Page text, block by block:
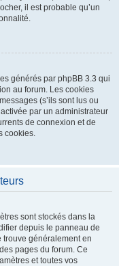
il est probable qu’un
générés par phpBB 3.3 qui
au forum. Les cookies
(s’ils sont lus ou
par un administrateur
de connexion et de
cookies.
sont stockés dans la
depuis le panneau de
trouve généralement en
pages du forum. Ce
et toutes vos